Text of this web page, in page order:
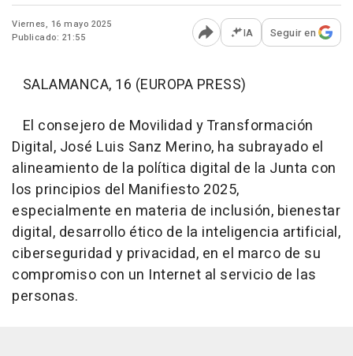
Viernes, 16 mayo 2025
Publicado: 21:55
Abrir opciones para
IA Seguir en
SALAMANCA, 16 (EUROPA PRESS)
El consejero de Movilidad y Transformación
Digital, José Luis Sanz Merino, ha subrayado el
alineamiento de la política digital de la Junta con
los principios del Manifiesto 2025,
especialmente en materia de inclusión, bienestar
digital, desarrollo ético de la inteligencia artificial,
ciberseguridad y privacidad, en el marco de su
compromiso con un Internet al servicio de las
personas.